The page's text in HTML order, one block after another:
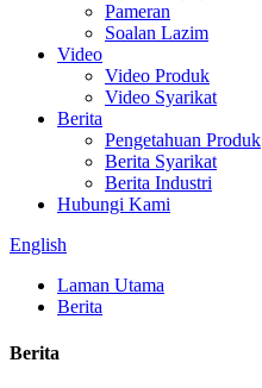
Pameran
Soalan Lazim
Video
Video Produk
Video Syarikat
Berita
Pengetahuan Produk
Berita Syarikat
Berita Industri
Hubungi Kami
English
Laman Utama
Berita
Berita